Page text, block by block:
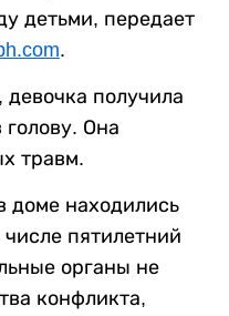
детьми, передает
.
получила
голову. Она
травм.
доме находились
пятилетний
органы не
конфликта,